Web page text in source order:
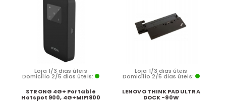
Loja 1/3 dias úteis
Domicílio 2/5 dias úteis:
STRONG 4G+ Portable
Hotspot 900, 4G+MIFI900
Loja 1/3 dias úteis
Domicílio 2/5 dias úteis:
LENOVO THINK PAD ULTRA
DOCK -90W